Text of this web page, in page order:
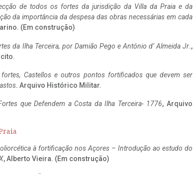
de todos os fortes da jurisdição da Villa da Praia e da
da importância da despesa das obras necessárias em cada
(Em construção)
da Ilha Terceira, por Damião Pego e António d’ Almeida Jr.,
fortes, Castellos e outros pontos fortificados que devem ser
. Arquivo Histórico Militar.
que Defendem a Costa da Ilha Terceira- 1776, Arquivo
à fortificação nos Açores – Introdução ao estudo do
, Alberto Vieira. (Em construção)